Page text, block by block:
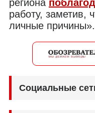
региона
работу, заметив,
личные причины».
Социальные